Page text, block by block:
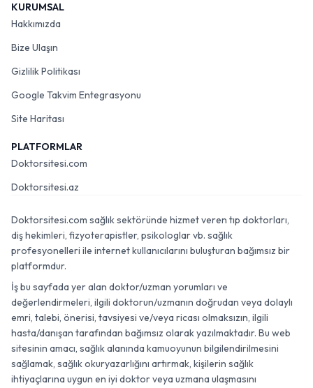
KURUMSAL
Hakkımızda
Bize Ulaşın
Gizlilik Politikası
Google Takvim Entegrasyonu
Site Haritası
PLATFORMLAR
Doktorsitesi.com
Doktorsitesi.az
Doktorsitesi.com sağlık sektöründe hizmet veren tıp doktorları,
diş hekimleri, fizyoterapistler, psikologlar vb. sağlık
profesyonelleri ile internet kullanıcılarını buluşturan bağımsız bir
platformdur.
İş bu sayfada yer alan doktor/uzman yorumları ve
değerlendirmeleri, ilgili doktorun/uzmanın doğrudan veya dolaylı
emri, talebi, önerisi, tavsiyesi ve/veya ricası olmaksızın, ilgili
hasta/danışan tarafından bağımsız olarak yazılmaktadır. Bu web
sitesinin amacı, sağlık alanında kamuoyunun bilgilendirilmesini
sağlamak, sağlık okuryazarlığını artırmak, kişilerin sağlık
ihtiyaçlarına uygun en iyi doktor veya uzmana ulaşmasını